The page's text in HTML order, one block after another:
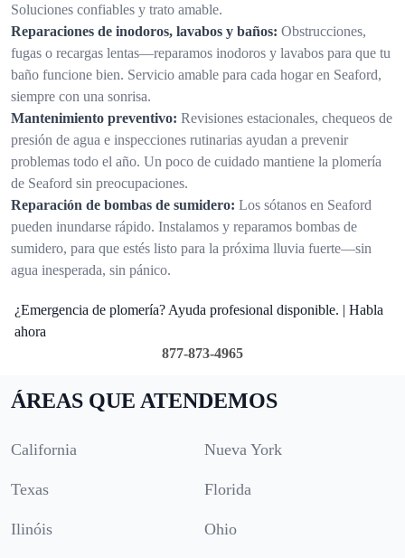
Soluciones confiables y trato amable.
Reparaciones de inodoros, lavabos y baños: Obstrucciones,
fugas o recargas lentas—reparamos inodoros y lavabos para que tu
baño funcione bien. Servicio amable para cada hogar en Seaford,
siempre con una sonrisa.
Mantenimiento preventivo: Revisiones estacionales, chequeos de
presión de agua e inspecciones rutinarias ayudan a prevenir
problemas todo el año. Un poco de cuidado mantiene la plomería
de Seaford sin preocupaciones.
Reparación de bombas de sumidero: Los sótanos en Seaford
pueden inundarse rápido. Instalamos y reparamos bombas de
sumidero, para que estés listo para la próxima lluvia fuerte—sin
agua inesperada, sin pánico.
¿Emergencia de plomería? Ayuda profesional disponible. | Habla
ahora
877-873-4965
ÁREAS QUE ATENDEMOS
California Nueva York
Texas Florida
Ilinóis Ohio